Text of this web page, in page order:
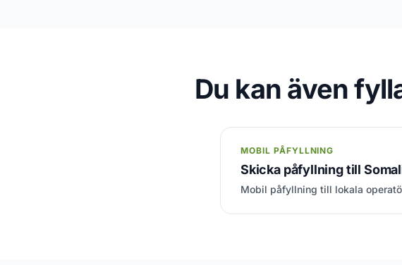
Du kan även
MOBIL PÅFYLLNING
Skicka påfyllning till
Mobil påfyllning till lokala